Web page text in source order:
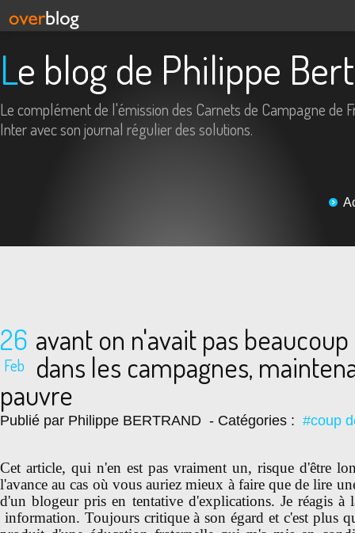
Le blog de Philippe
Le complément de l'émission des Carnets de Campagne de
Inter avec son journal régulier des solutions.
26
Feb
avant on n'avait pas
dans les campagnes,
pauvre
Publié par Philippe BERTRAND - Catégories : #coup
Cet article, qui n'en est pas vraiment un, risque d'être
l'avance au cas où vous auriez mieux à faire que de lire
d'un blogeur pris en tentative d'explications. Je réagis à
information. Toujours critique à son égard et c'est plus